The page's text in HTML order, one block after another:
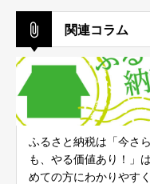
関連コラム
ふるさと納税は「今さ
も、やる価値あり！」
めての方にわかりやすく